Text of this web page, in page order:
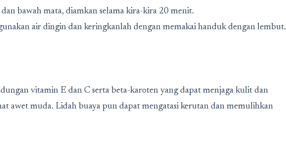
bawah mata, diamkan selama kira-kira 20 menit.
air dingin dan keringkanlah dengan memakai handuk dengan lembut.
vitamin E dan C serta beta-karoten yang dapat menjaga kulit dan
awet muda. Lidah buaya pun dapat mengatasi kerutan dan memulihkan